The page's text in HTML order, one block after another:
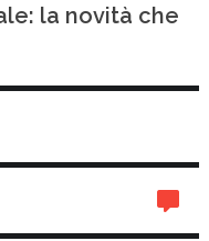
la novità che